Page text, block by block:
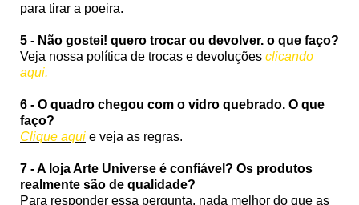
para tirar a poeira.
5 - Não gostei! quero trocar ou devolver. o que faço?
Veja nossa política de trocas e devoluções clicando
aqui.
6 - O quadro chegou com o vidro quebrado. O que
faço?
Clique aqui e veja as regras.
7 - A loja Arte Universe é confiável? Os produtos
realmente são de qualidade?
Para responder essa pergunta, nada melhor do que as